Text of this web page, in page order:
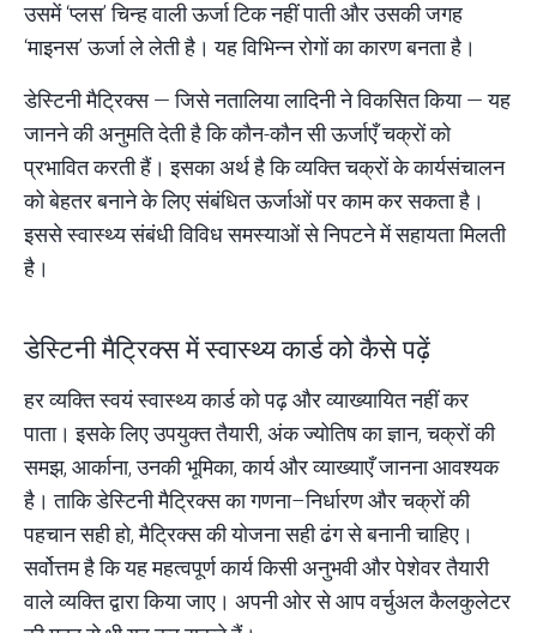
उसमें ‘प्लस’ चिन्ह वाली ऊर्जा टिक नहीं पाती और उसकी जगह
‘माइनस’ ऊर्जा ले लेती है। यह विभिन्न रोगों का कारण बनता है।
डेस्टिनी मैट्रिक्स — जिसे नतालिया लादिनी ने विकसित किया — यह
जानने की अनुमति देती है कि कौन-कौन सी ऊर्जाएँ चक्रों को
प्रभावित करती हैं। इसका अर्थ है कि व्यक्ति चक्रों के कार्यसंचालन
को बेहतर बनाने के लिए संबंधित ऊर्जाओं पर काम कर सकता है।
इससे स्वास्थ्य संबंधी विविध समस्याओं से निपटने में सहायता मिलती
है।
डेस्टिनी मैट्रिक्स में स्वास्थ्य कार्ड को कैसे पढ़ें
हर व्यक्ति स्वयं स्वास्थ्य कार्ड को पढ़ और व्याख्यायित नहीं कर
पाता। इसके लिए उपयुक्त तैयारी, अंक ज्योतिष का ज्ञान, चक्रों की
समझ, आर्काना, उनकी भूमिका, कार्य और व्याख्याएँ जानना आवश्यक
है। ताकि डेस्टिनी मैट्रिक्स का गणना–निर्धारण और चक्रों की
पहचान सही हो, मैट्रिक्स की योजना सही ढंग से बनानी चाहिए।
सर्वोत्तम है कि यह महत्वपूर्ण कार्य किसी अनुभवी और पेशेवर तैयारी
वाले व्यक्ति द्वारा किया जाए। अपनी ओर से आपवर्चुअल कैलकुलेटर